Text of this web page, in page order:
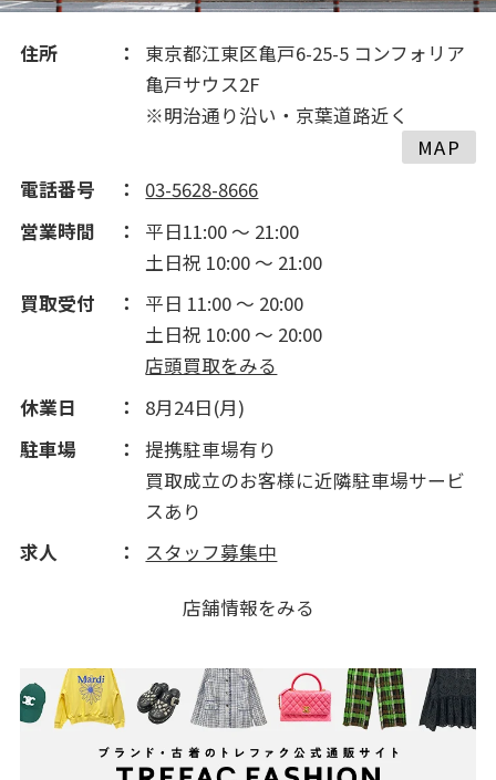
住所
東京都江東区亀戸6-25-5 コンフォリア
亀戸サウス2F
※明治通り沿い・京葉道路近く
MAP
電話番号
03-5628-8666
営業時間
平日11:00 ～ 21:00
土日祝 10:00 ～ 21:00
買取受付
平日 11:00 ～ 20:00
土日祝 10:00 ～ 20:00
店頭買取をみる
休業日
8月24日(月)
駐車場
提携駐車場有り
買取成立のお客様に近隣駐車場サービ
スあり
求人
スタッフ募集中
店舗情報をみる